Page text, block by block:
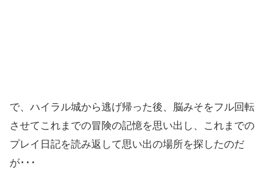
で、ハイラル城から逃げ帰った後、脳みそをフル回転
させてこれまでの冒険の記憶を思い出し、これまでの
プレイ日記を読み返して思い出の場所を探したのだ
が･･･